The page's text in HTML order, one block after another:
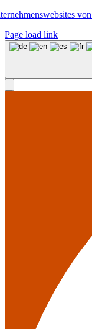
Page load link